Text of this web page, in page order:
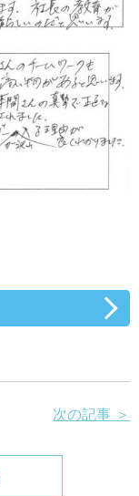
次の記事 ＞